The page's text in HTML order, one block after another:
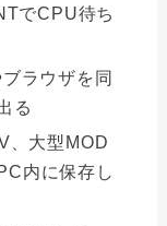
でCPU待ち
ラウザを同
る
、大型MOD
内に保存し